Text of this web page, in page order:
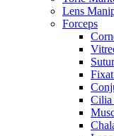
Lens
Forceps
Cilia